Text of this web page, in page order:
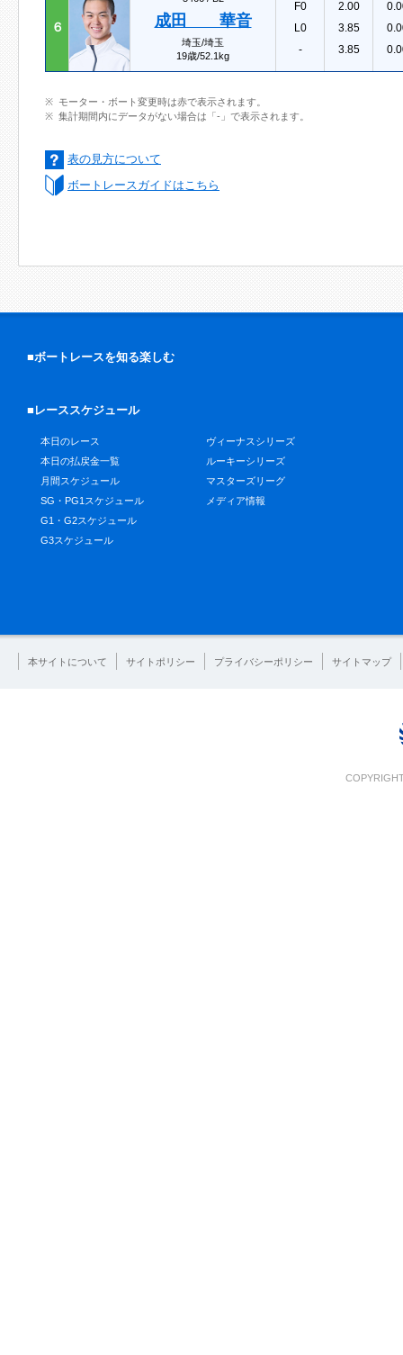
６ 成田 華音
埼玉/埼玉
19歳/52.1kg
F0
L0
-
2.00
3.85
3.85
モーター・ボート変更時は赤で表示されます。
集計期間内にデータがない場合は「-」で表示されます。
表の見方について
ボートレースガイドはこちら
■ボートレースを知る楽しむ
■レーススケジュール
本日のレース
本日の払戻金一覧
月間スケジュール
SG・PG1スケジュール
G1・G2スケジュール
G3スケジュール
ヴィーナスシリーズ
ルーキーシリーズ
マスターズリーグ
メディア情報
本サイトについて サイトポリシー プライバシーポリシー サイトマップ